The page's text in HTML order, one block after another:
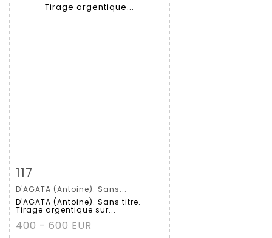
Gedetailleerde
fiche
117
D'AGATA (Antoine). Sans...
D'AGATA (Antoine). Sans titre.
Tirage argentique sur...
400 - 600 EUR